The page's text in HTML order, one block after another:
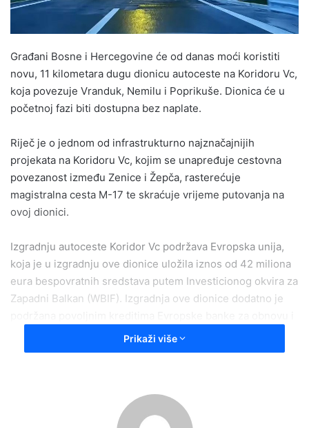
Građani Bosne i Hercegovine će od danas moći koristiti
novu, 11 kilometara dugu dionicu autoceste na Koridoru Vc,
koja povezuje Vranduk, Nemilu i Poprikuše. Dionica će u
početnoj fazi biti dostupna bez naplate.
Riječ je o jednom od infrastrukturno najznačajnijih
projekata na Koridoru Vc, kojim se unapređuje cestovna
povezanost između Zenice i Žepča, rasterećuje
magistralna cesta M-17 te skraćuje vrijeme putovanja na
ovoj dionici.
Izgradnju autoceste Koridor Vc podržava Evropska unija,
koja je u izgradnju ove dionice uložila iznos od 42 miliona
eura bespovratnih sredstava putem Investicionog okvira za
Zapadni Balkan (WBIF). Izgradnja ove dionice dodatno je
razvoj (EBRD) u iznosu od 157,5 miliona eura, te Evropske
investicione banke (EIB) u iznosu od 70 miliona eura.
najduži cestovni tunel na Koridoru Vc u Bosni i
Hercegovini. Gotovo 4,6 kilometara trase čine mostovi,
Prikaži više